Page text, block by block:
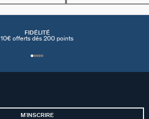
FIDÉLITÉ
10€ offerts dés 200 points
MʼINSCRIRE